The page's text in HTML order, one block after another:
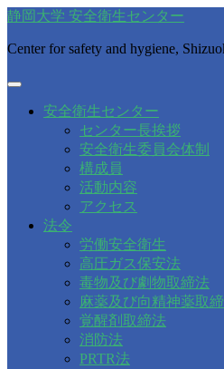
静岡大学 安全衛生センター
Center for safety and hygiene,
安全衛生センター
センター長挨拶
安全衛生委員会体制
構成員
活動内容
アクセス
法令
労働安全衛生
高圧ガス保安法
毒物及び劇物取締法
麻薬及び向精神薬取
覚醒剤取締法
消防法
PRTR法